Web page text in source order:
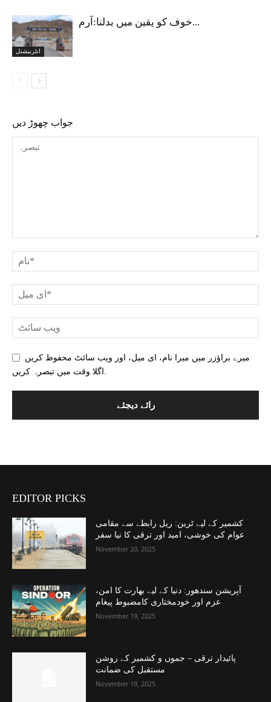
انٹرنیشنل
خوف کو یقین میں بدلنا:آرم...
جواب چھوڑ دیں
میرے براؤزر میں میرا نام، ای میل، اور ویب سائٹ محفوظ کریں
EDITOR PICKS
کشمیر کے لیے ٹرین: ریل رابطے سے مقامی
عوام کی خوشی، امید اور ترقی کا نیا سفر
November 20, 2025
آپریشن سندھور: دنیا کے لیے بھارت کا امن،
عزم اور خودمختاری کامضبوط پیغام
November 19, 2025
پائیدار ترقی – جموں و کشمیر کے روشن
مستقبل کی ضمانت
November 19, 2025